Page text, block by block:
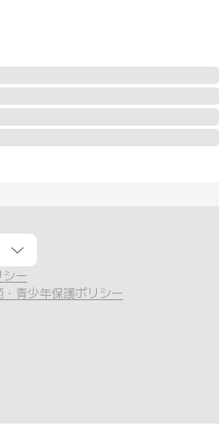
ー
・青少年保護ポリシー